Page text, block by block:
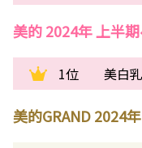
美的 2024年 上半
1位 美白
美的GRAND 2024